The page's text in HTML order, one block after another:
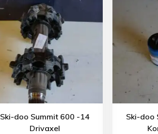
Ski-doo Summit 600 -14
Drivaxel
Ski-doo